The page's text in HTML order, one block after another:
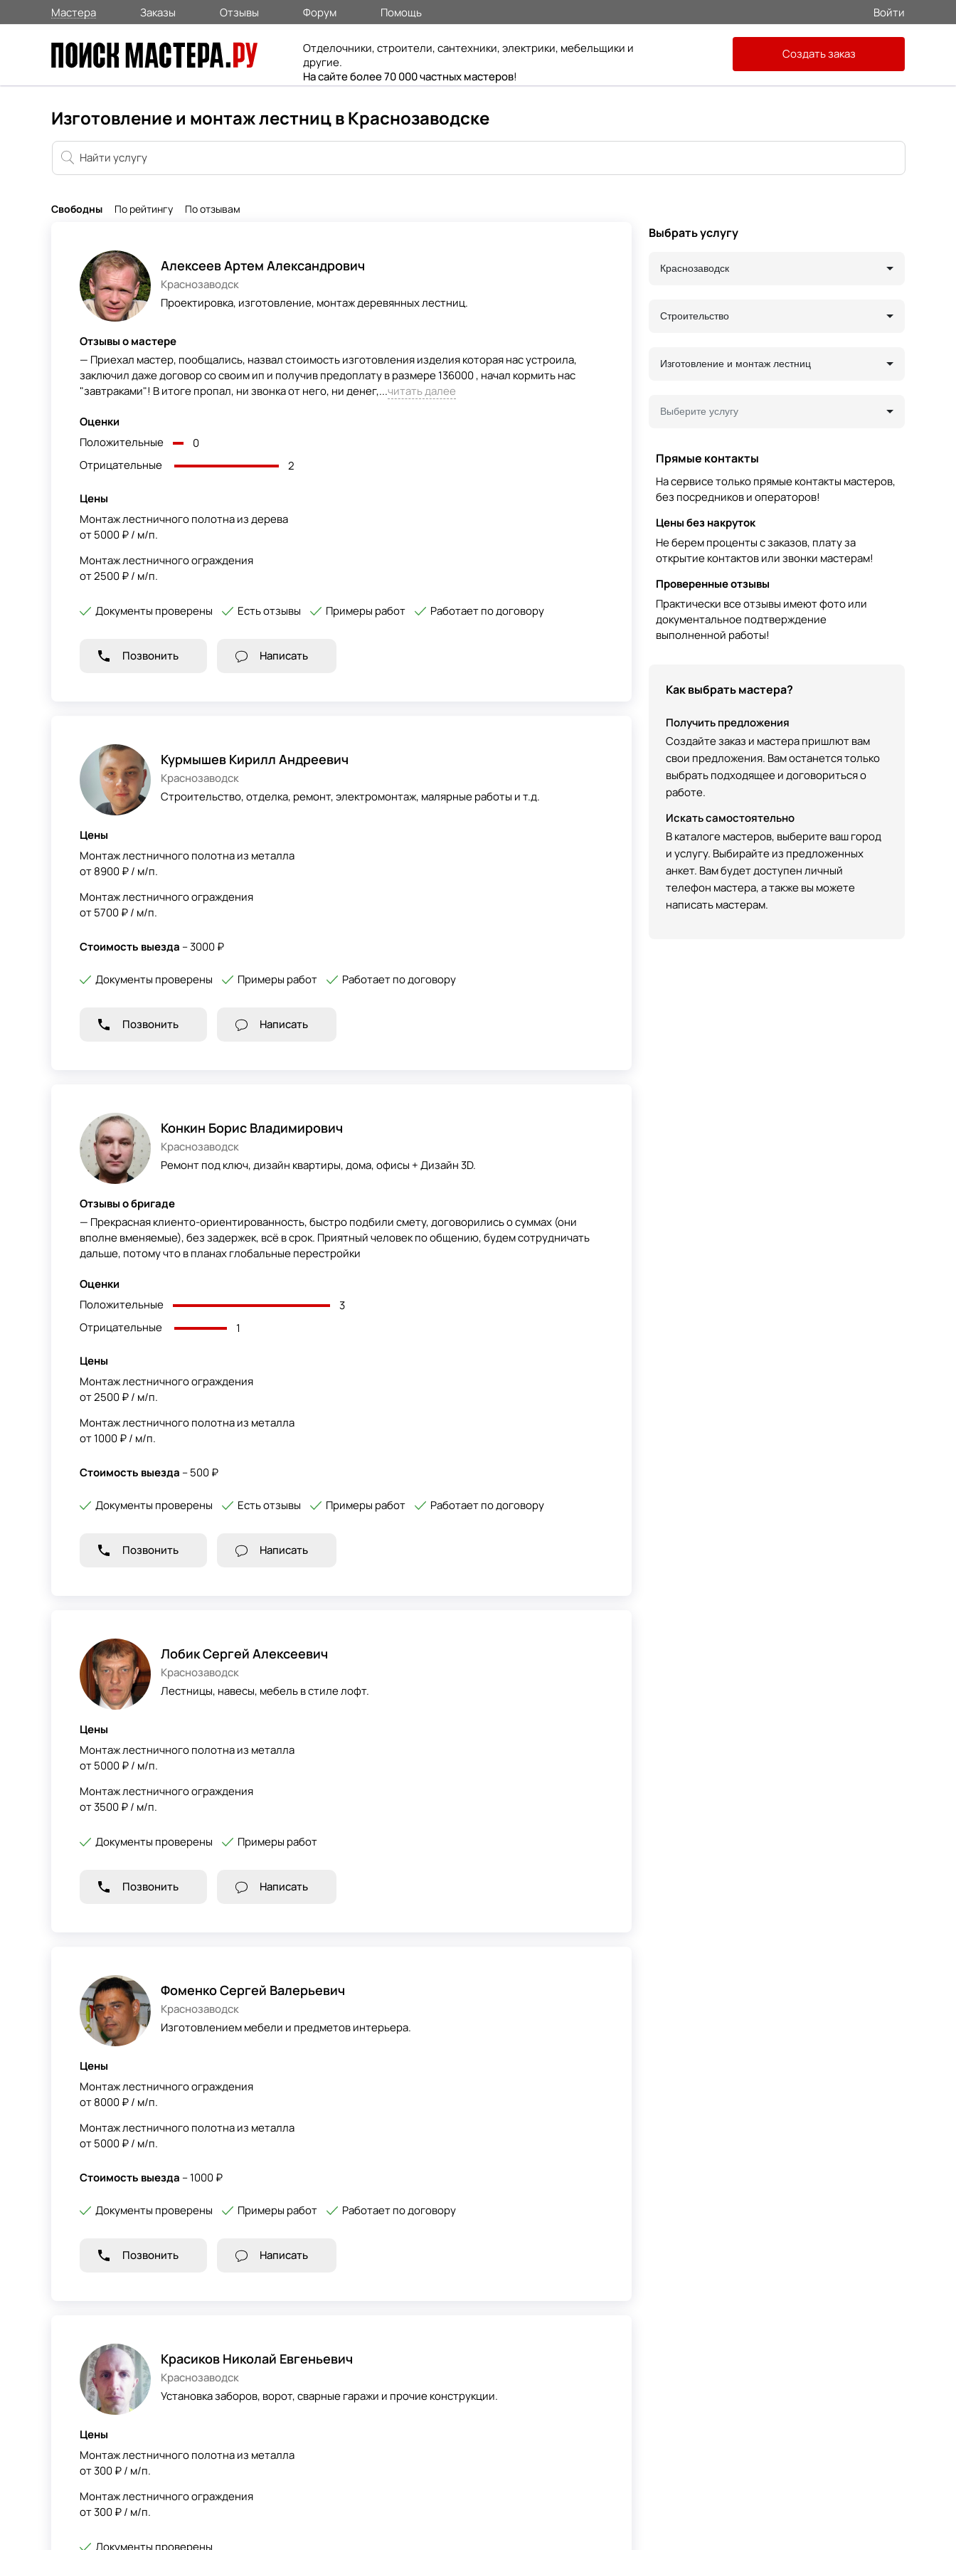
Мастера Заказы Отзывы Форум Помощь Войти
Отделочники, строители, сантехники, электрики, мебельщики и
другие.
На сайте более 70 000 частных мастеров!
Создать заказ
Изготовление и монтаж лестниц в Краснозаводске
Свободны По рейтингу По отзывам
Алексеев Артем Александрович
Краснозаводск
Проектировка, изготовление, монтаж деревянных лестниц.
Отзывы о мастере
— Приехал мастер, пообщались, назвал стоимость изготовления изделия которая нас устроила,
заключил даже договор со своим ип и получив предоплату в размере 136000 , начал кормить нас
"завтраками"! В итоге пропал, ни звонка от него, ни денег,...читать далее
Оценки
Положительные
0
Отрицательные
2
Цены
Монтаж лестничного полотна из дерева
от 5000 ₽ / м/п.
Монтаж лестничного ограждения
от 2500 ₽ / м/п.
Документы проверены Есть отзывы Примеры работ Работает по договору
Позвонить Написать
Курмышев Кирилл Андреевич
Краснозаводск
Строительство, отделка, ремонт, электромонтаж, малярные работы и т.д.
Цены
Монтаж лестничного полотна из металла
от 8900 ₽ / м/п.
Монтаж лестничного ограждения
от 5700 ₽ / м/п.
Стоимость выезда – 3000 ₽
Документы проверены Примеры работ Работает по договору
Позвонить Написать
Конкин Борис Владимирович
Краснозаводск
Ремонт под ключ, дизайн квартиры, дома, офисы + Дизайн 3D.
Отзывы о бригаде
— Прекрасная клиенто-ориентированность, быстро подбили смету, договорились о суммах (они
вполне вменяемые), без задержек, всё в срок. Приятный человек по общению, будем сотрудничать
дальше, потому что в планах глобальные перестройки
Оценки
Положительные
3
Отрицательные
1
Цены
Монтаж лестничного ограждения
от 2500 ₽ / м/п.
Монтаж лестничного полотна из металла
от 1000 ₽ / м/п.
Стоимость выезда – 500 ₽
Документы проверены Есть отзывы Примеры работ Работает по договору
Позвонить Написать
Лобик Сергей Алексеевич
Краснозаводск
Лестницы, навесы, мебель в стиле лофт.
Цены
Монтаж лестничного полотна из металла
от 5000 ₽ / м/п.
Монтаж лестничного ограждения
от 3500 ₽ / м/п.
Документы проверены Примеры работ
Позвонить Написать
Фоменко Сергей Валерьевич
Краснозаводск
Изготовлением мебели и предметов интерьера.
Цены
Монтаж лестничного ограждения
от 8000 ₽ / м/п.
Монтаж лестничного полотна из металла
от 5000 ₽ / м/п.
Стоимость выезда – 1000 ₽
Документы проверены Примеры работ Работает по договору
Позвонить Написать
Красиков Николай Евгеньевич
Краснозаводск
Установка заборов, ворот, сварные гаражи и прочие конструкции.
Цены
Монтаж лестничного полотна из металла
от 300 ₽ / м/п.
Монтаж лестничного ограждения
от 300 ₽ / м/п.
Документы проверены
Выбрать услугу
Краснозаводск
Строительство
Изготовление и монтаж лестниц
Выберите услугу
Прямые контакты
На сервисе только прямые контакты мастеров,
без посредников и операторов!
Цены без накруток
Не берем проценты с заказов, плату за
открытие контактов или звонки мастерам!
Проверенные отзывы
Практически все отзывы имеют фото или
документальное подтверждение
выполненной работы!
Как выбрать мастера?
Получить предложения
Создайте заказ и мастера пришлют вам
свои предложения. Вам останется только
выбрать подходящее и договориться о
работе.
Искать самостоятельно
В каталоге мастеров, выберите ваш город
и услугу. Выбирайте из предложенных
анкет. Вам будет доступен личный
телефон мастера, а также вы можете
написать мастерам.